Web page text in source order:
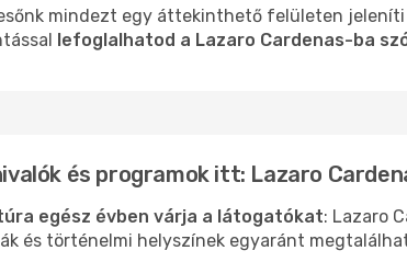
mindezt egy áttekinthető felületen
lefoglalhatod a Lazaro Cardenas-ba
és programok itt: Lazaro
egész évben várja a látogatókat: Lazaro
és történelmi helyszínek egyaránt